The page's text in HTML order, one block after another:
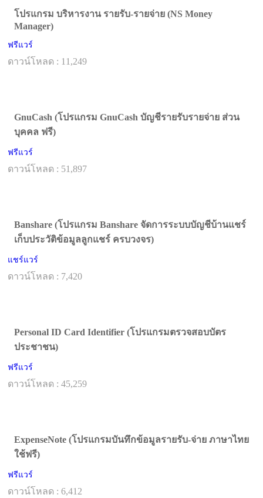
โปรแกรม บริหารงาน รายรับ-รายจ่าย (NS Money
Manager)
ฟรีแวร์
ดาวน์โหลด : 11,249
GnuCash (โปรแกรม GnuCash บัญชีรายรับรายจ่าย ส่วน
บุคคล ฟรี)
ฟรีแวร์
ดาวน์โหลด : 51,897
Banshare (โปรแกรม Banshare จัดการระบบบัญชีบ้านแชร์
เก็บประวัติข้อมูลลูกแชร์ ครบวงจร)
แชร์แวร์
ดาวน์โหลด : 7,420
Personal ID Card Identifier (โปรแกรมตรวจสอบบัตร
ประชาชน)
ฟรีแวร์
ดาวน์โหลด : 45,259
ExpenseNote (โปรแกรมบันทึกข้อมูลรายรับ-จ่าย ภาษาไทย
ใช้ฟรี)
ฟรีแวร์
ดาวน์โหลด : 6,412